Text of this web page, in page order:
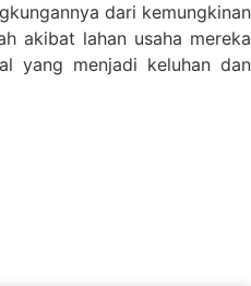
dari kemungkinan
akibat lahan usaha mereka
yang menjadi keluhan dan